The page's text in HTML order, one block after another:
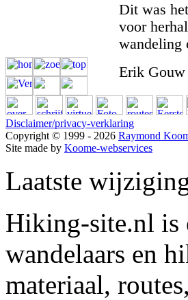
Dit was
voor
wandeling
Erik Gouw
Disclaimer/privacy-verklaring
Copyright © 1999 - 2026 Raymond
Site made by Koome-webservices
Laatste
Hiking-site.nl is
wandelaars en
materiaal,